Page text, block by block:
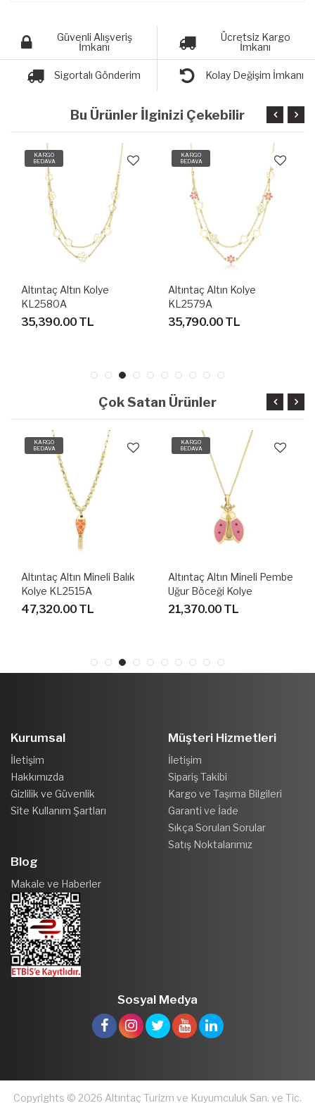
Güvenli Alışveriş
İmkanı
Ücretsiz Kargo
İmkanı
Sigortalı Gönderim Kolay Değişim İmkanı
Bu Ürünler İlginizi Çekebilir
KARGO
BEDAVA
Altıntaç Altın Kolye
KL2580A
35,390.00 TL
KARGO
BEDAVA
Altıntaç Altın Kolye
KL2579A
35,790.00 TL
Çok Satan Ürünler
KARGO
BEDAVA
Altıntaç Altın Mineli Balık
Kolye KL2515A
47,320.00 TL
KARGO
BEDAVA
Altıntaç Altın Mineli Pembe
Uğur Böceği Kolye
KL2536C
21,370.00 TL
Kurumsal
İletişim
Hakkımızda
Gizlilik ve Güvenlik
Site Kullanım Şartları
Müşteri Hizmetleri
İletişim
Sipariş Takibi
Kargo ve Taşıma Bilgileri
Garanti ve İade
Sıkça Sorulan Sorular
Satış Noktalarımız
Blog
Makale ve Haberler
Sosyal Medya
Copyrights © 2026 Altıntaç Turizm ve Kuyumculuk San. ve Tic.